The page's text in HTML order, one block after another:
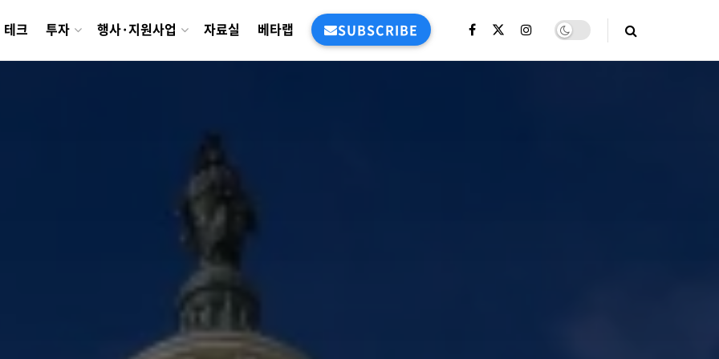
테크 투자 행사·지원사업 자료실 베타랩 SUBSCRIBE